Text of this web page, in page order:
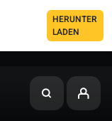
HERUNTER
LADEN